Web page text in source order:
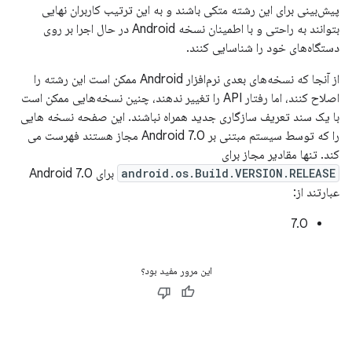
پیش‌بینی برای این رشته متکی باشند و به این ترتیب کاربران نهایی
بتوانند به راحتی و با اطمینان نسخه Android در حال اجرا بر روی
دستگاه‌های خود را شناسایی کنند.
از آنجا که نسخه‌های بعدی نرم‌افزار Android ممکن است این رشته را
اصلاح کنند، اما رفتار API را تغییر ندهند، چنین نسخه‌هایی ممکن است
با یک سند تعریف سازگاری جدید همراه نباشند. این صفحه نسخه هایی
را که توسط سیستم مبتنی بر Android 7.0 مجاز هستند فهرست می
کند. تنها مقادیر مجاز برای
android.os.Build.VERSION.RELEASE
برای Android 7.0
عبارتند از:
7.0
این مرور مفید بود؟